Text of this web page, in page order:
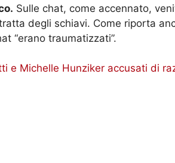
Sulle chat, come accennato,
degli schiavi. Come riporta
“erano traumatizzati”.
e Michelle Hunziker accusati di